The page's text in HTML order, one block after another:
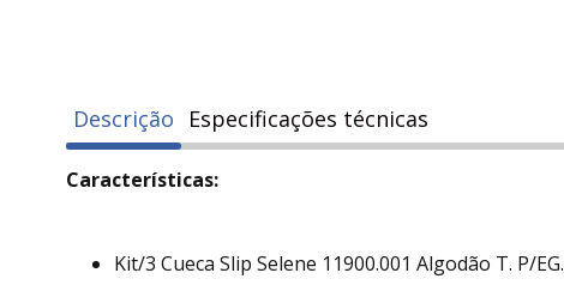
Descrição Especificações técnicas
Características:
Kit/3 Cueca Slip Selene 11900.001 Algodão T. P/EG.